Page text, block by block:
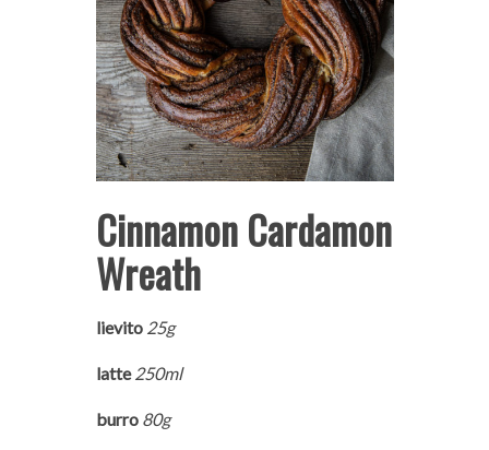
Cinnamon Cardamon
Wreath
lievito 25g
latte250ml
burro 80g